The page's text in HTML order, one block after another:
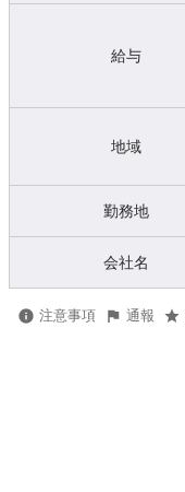
給与
地域
勤務地
会社名
注意事項 通報